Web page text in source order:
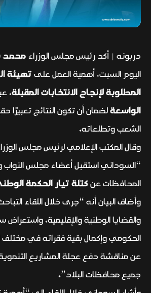
دربونه | أكد رئيس مجلس الوزراءمحمد
اليوم السبت، أهمية العمل علىتهيئة
المطلوبة لإنجاح الانتخابات المقبلة،
الواسعةلضمان أن تكون النتائج تعبيرًا
الشعب وتطلعاته.
وقال المكتب الإعلامي لرئيس مجلس
“السوداني استقبل أعضاء مجلس
المحافظات عنكتلة تيار الحكمة
وأضاف البيان أنه “جرى خلال اللقاء
والقضايا الوطنية والإقليمية، واستعراض
الحكومي وإكمال بقية فقراته في مختلف
عن مناقشة دفع عجلة المشاريع
جميع محافظات البلاد”.